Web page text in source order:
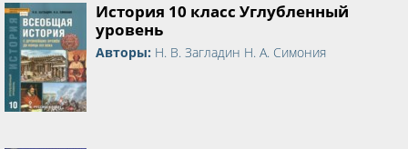
История 10 класс Углубленный
уровень
Авторы: Н. В. Загладин Н. А. Симония